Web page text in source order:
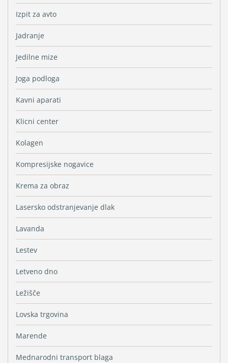
Izpit za avto
Jadranje
Jedilne mize
Joga podloga
Kavni aparati
Klicni center
Kolagen
Kompresijske nogavice
Krema za obraz
Lasersko odstranjevanje dlak
Lavanda
Lestev
Letveno dno
Ležišče
Lovska trgovina
Marende
Mednarodni transport blaga